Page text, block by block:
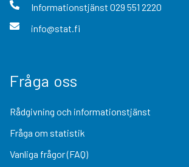
Informationstjänst 029 551 2220
info@stat.fi
Fråga oss
Rådgivning och informationstjänst
Fråga om statistik
Vanliga frågor (FAQ)